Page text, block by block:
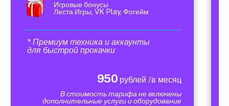
Игровые бонусы
Леста Игры, VK Play, Фогейм
* Премиум техника и аккаунты
для быстрой прокачки
950 рублей /в месяц
В стоимость тарифа не включены
дополнительные услуги и оборудование